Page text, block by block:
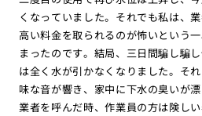
くなっていました。それでも私は、
高い料金を取られるのが怖いという
まったのです。結局、三日間騙し騙
は全く水が引かなくなりました。そ
味な音が響き、家中に下水の臭いが
業者を呼んだ時、作業員の方は険し